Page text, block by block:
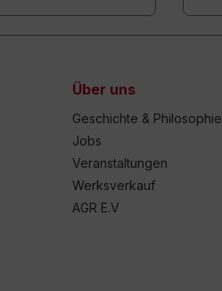
Über uns
Geschichte & Philosophie
Jobs
Veranstaltungen
Werksverkauf
AGR E.V